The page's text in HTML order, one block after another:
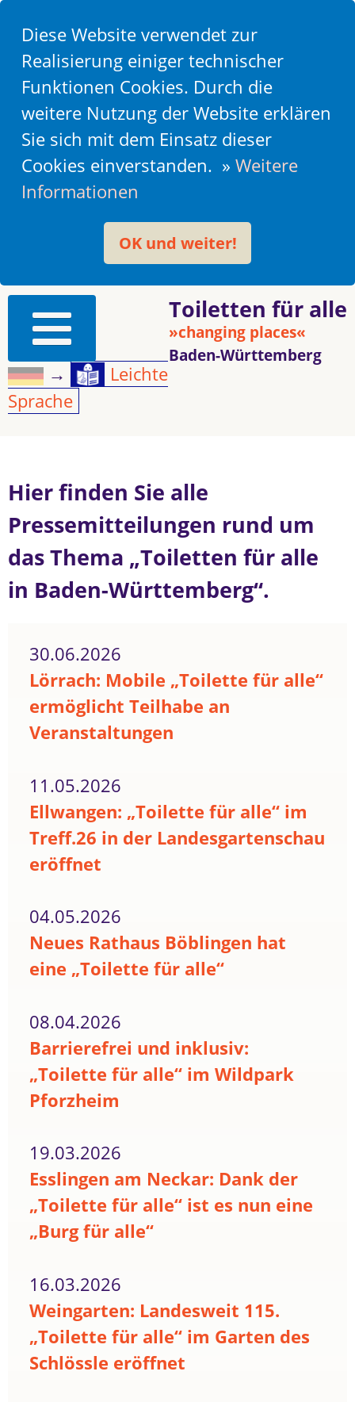
Diese Website verwendet zur
Realisierung einiger technischer
Funktionen Cookies. Durch die
weitere Nutzung der Website erklären
Sie sich mit dem Einsatz dieser
Cookies einverstanden. » Weitere
Informationen
OK und weiter!
Toiletten für alle
»changing places«
Baden-Württemberg
→
Leichte
Sprache
Hier finden Sie alle
Pressemitteilungen rund um
das Thema „Toiletten für alle
in Baden-Württemberg“.
30.06.2026
Lörrach: Mobile „Toilette für alle“
ermöglicht Teilhabe an
Veranstaltungen
11.05.2026
Ellwangen: „Toilette für alle“ im
Treff.26 in der Landesgartenschau
eröffnet
04.05.2026
Neues Rathaus Böblingen hat
eine „Toilette für alle“
08.04.2026
Barrierefrei und inklusiv:
„Toilette für alle“ im Wildpark
Pforzheim
19.03.2026
Esslingen am Neckar: Dank der
„Toilette für alle“ ist es nun eine
„Burg für alle“
16.03.2026
Weingarten: Landesweit 115.
„Toilette für alle“ im Garten des
Schlössle eröffnet